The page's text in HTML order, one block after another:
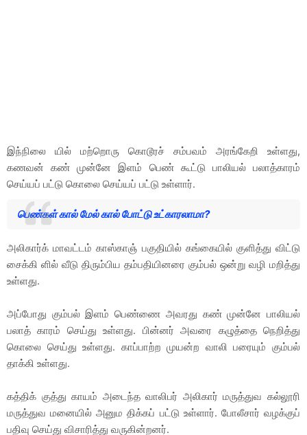
இந்நிலை யில் மற்றொரு கொடூரச் சம்பவம் அரங்கேறி உள்ளது,
கணவன் கண் முன்னே இளம் பெண் கூட்டு பாலியல் பலாத்காரம்
செய்யப் பட்டு கொலை செய்யப் பட்டு உள்ளார்.
பெண்கள் கால் மேல் கால் போட்டு உட்காரலாமா?
அலிகார்க் மாவட்டம் காஸ்காஞ் பகுதியில் கங்கையில் குளித்து விட்டு
சைக்கி ளில் வீடு திரும்பிய தம்பதியினரை கும்பல் ஒன்று வழி மறித்து
உள்ளது.
அப்போது கும்பல் இளம் பெண்ணை அவரது கண் முன்னே பாலியல்
பலாத் காரம் செய்து உள்ளது. பின்னர் அவரை கழுத்தை நெறித்து
கொலை செய்து உள்ளது. காப்பாற்ற முயன்ற வாலி பரையும் கும்பல்
தாக்கி உள்ளது.
கத்திக் குத்து காயம் அடைந்த வாலிபர் அலிகார் மருத்துவ கல்லூரி
மருத்துவ மனையில் அனும திக்கப் பட்டு உள்ளார். போலீசார் வழக்குப்
பதிவு செய்து விசாரித்து வருகின்றனர்.